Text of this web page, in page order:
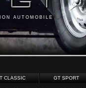
AUTOMOBILE
CLASSIC GT SPORT